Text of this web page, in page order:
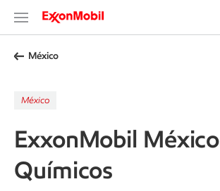
México
México
ExxonMobil México
Químicos